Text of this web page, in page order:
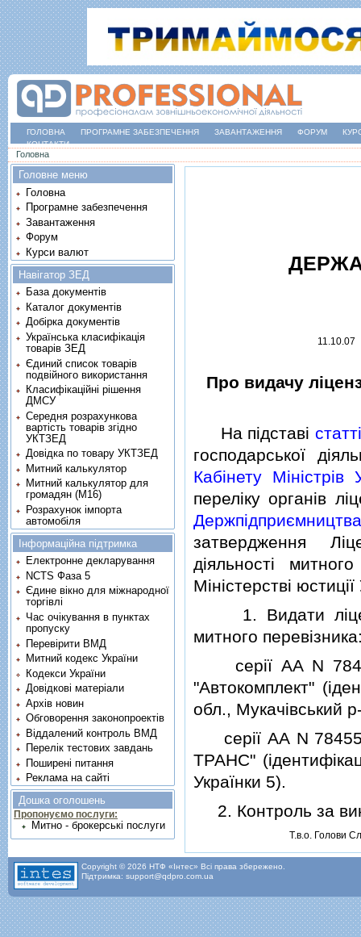
ГОЛОВНА ПРОГРАМНЕ ЗАБЕЗПЕЧЕННЯ ЗАВАНТАЖЕННЯ ФОРУМ
КОНТАКТИ
Ви є тут
Головна
11.10.07
Про видачу
На пiдставi
господарської
Кабiнету Мiнiстрiв
перелiку органiв
затвердження
дiяльностi
Мiнiстерствi
1. Видати
митного
серiї АА N
"Автокомплект"
обл., Мукачiвський
серiї АА N
ТРАНС"
Українки 5).
2. Контроль за
Т.в.о. Голови
Головне меню
Головна
Програмне забезпечення
Завантаження
Форум
Курси валют
Навігатор ЗЕД
База документів
Каталог документів
Добірка документів
Українська класифікація
товарів ЗЕД
Єдиний список товарів
подвійного використання
Класифікаційні рішення
ДМСУ
Середня розрахункова
вартість товарів згідно
УКТЗЕД
Довідка по товару УКТЗЕД
Митний калькулятор
Митний калькулятор для
громадян (М16)
Розрахунок імпорта
автомобіля
Інформаційна підтримка
Електронне декларування
NCTS Фаза 5
Єдине вікно для міжнародної
торгівлі
Час очікування в пунктах
пропуску
Перевірити ВМД
Митний кодекс України
Кодекси України
Довідкові матеріали
Архів новин
Обговорення законопроектів
Віддалений контроль ВМД
Перелік тестових завдань
Поширені питання
Реклама на сайті
Дошка оголошень
Пропонуємо послуги:
Митно - брокерські послуги
Copyright © 2026 НТФ «Інтес» Всі права збережено.
Підтримка: support@qdpro.com.ua